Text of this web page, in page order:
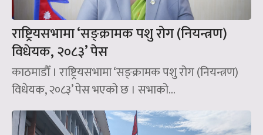
राष्ट्रियसभामा ‘सङ्क्रामक पशु रोग (नियन्त्रण)
विधेयक, २०८३’ पेस
काठमाडौँ । राष्ट्रियसभामा ‘सङ्क्रामक पशु रोग (नियन्त्रण)
विधेयक, २०८३’ पेस भएको छ । सभाको...